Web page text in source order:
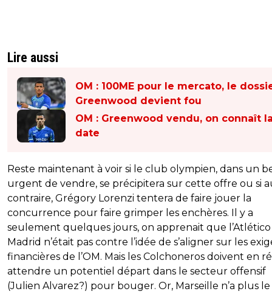
Lire aussi
OM : 100ME pour le mercato, le
Greenwood devient fou
OM : Greenwood vendu, on connaît
date
Reste maintenant à voir si le club olympien, dans un
urgent de vendre, se précipitera sur cette offre ou si
contraire, Grégory Lorenzi tentera de faire jouer la
concurrence pour faire grimper les enchères. Il y a
seulement quelques jours, on apprenait que
Madrid n’était pas contre l’idée de s’aligner sur les
financières de l’OM. Mais les Colchoneros doivent en
attendre un potentiel départ dans le secteur offensif
(Julien Alvarez?) pour bouger. Or, Marseille n’a plus le